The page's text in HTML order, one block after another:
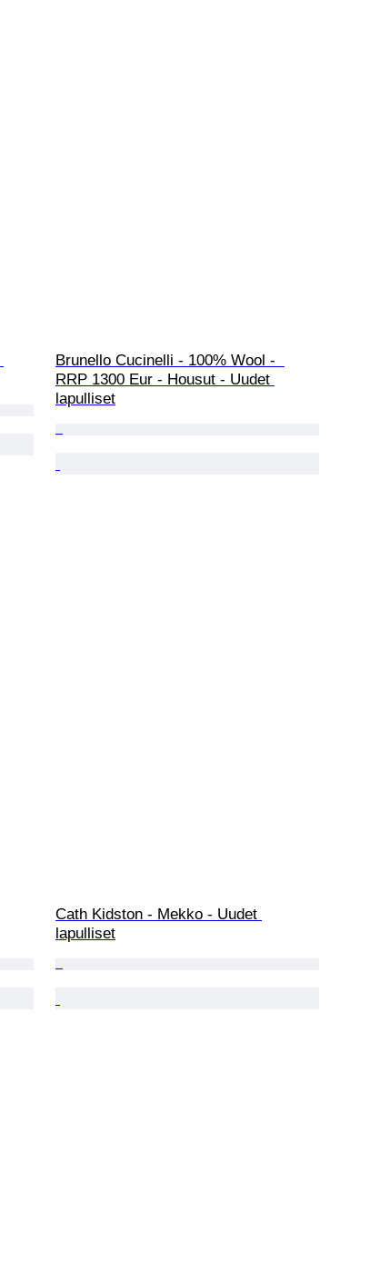
Brunello Cucinelli - 100% Wool -
RRP 1300 Eur - Housut - Uudet
lapulliset
Cath Kidston - Mekko - Uudet
lapulliset